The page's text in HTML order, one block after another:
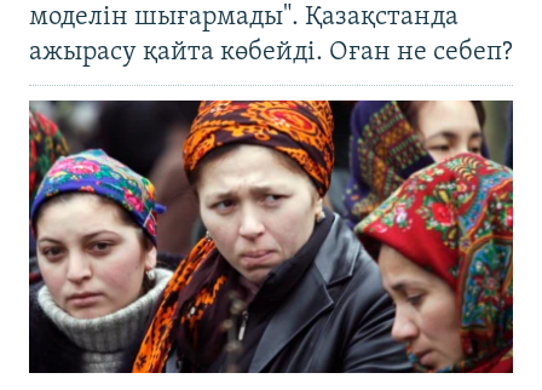
моделін шығармады". Қазақстанда
ажырасу қайта көбейді. Оған не себеп?